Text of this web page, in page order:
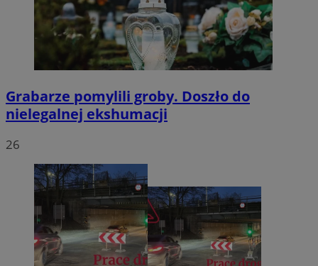
Grabarze pomylili groby. Doszło do
nielegalnej ekshumacji
26